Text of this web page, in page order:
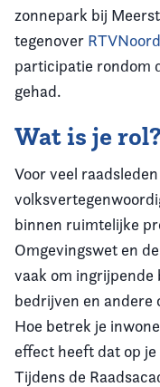
zonnepark bij
tegenover RTVNoord
participatie rondom
gehad.
Wat is je rol?
Voor veel
binnen ruimtelijke
Omgevingswet en
vaak om ingrijpende
bedrijven en andere
Hoe betrek je
effect heeft dat op
Tijdens de